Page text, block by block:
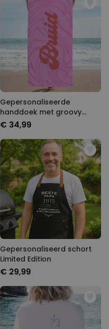
Gepersonaliseerde
handdoek met groovy
achtergrond en tekst
€ 34,99
Gepersonaliseerd schort
Limited Edition
€ 29,99